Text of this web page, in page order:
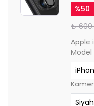
%50
₺
Apple
Model